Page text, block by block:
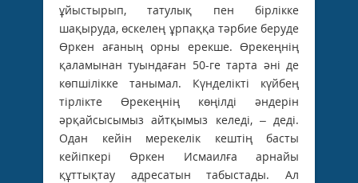
ұйыстырып, татулық пен бірлікке
шақыруда, өскелең ұрпаққа тәрбие беруде
Өркен ағаның орны ерекше. Өрекеңнің
қаламынан туындаған 50-ге тарта әні де
көпшілікке танымал. Күнделікті күйбең
тірлікте Өрекеңнің көңілді әндерін
әрқайсысымыз айтқымыз келеді, – деді.
Одан кейін мерекелік кештің басты
кейіпкері Өркен Исмаилға арнайы
құттықтау адресатын табыстады. Ал